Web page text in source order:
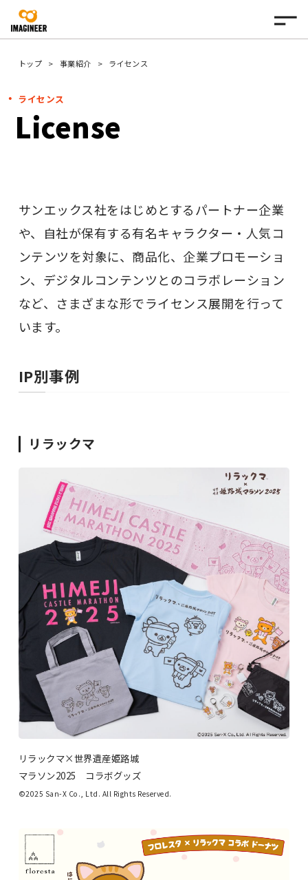
トップ 事業紹介 ライセンス
ライセンス
License
サンエックス社をはじめとするパートナー企業
や、自社が保有する有名キャラクター・人気コ
ンテンツを対象に、商品化、企業プロモーショ
ン、デジタルコンテンツとのコラボレーション
など、さまざまな形でライセンス展開を行って
います。
IP別事例
リラックマ
リラックマ×世界遺産姫路城
マラソン2025 コラボグッズ
©2025 San-X Co., Ltd. All Rights Reserved.